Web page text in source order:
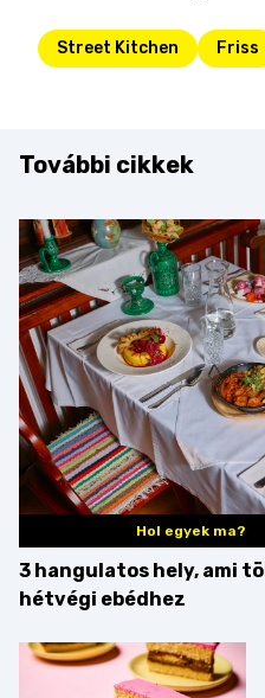
Street Kitchen Friss
További cikkek
Hol egyek ma?
3 hangulatos hely, ami
hétvégi ebédhez